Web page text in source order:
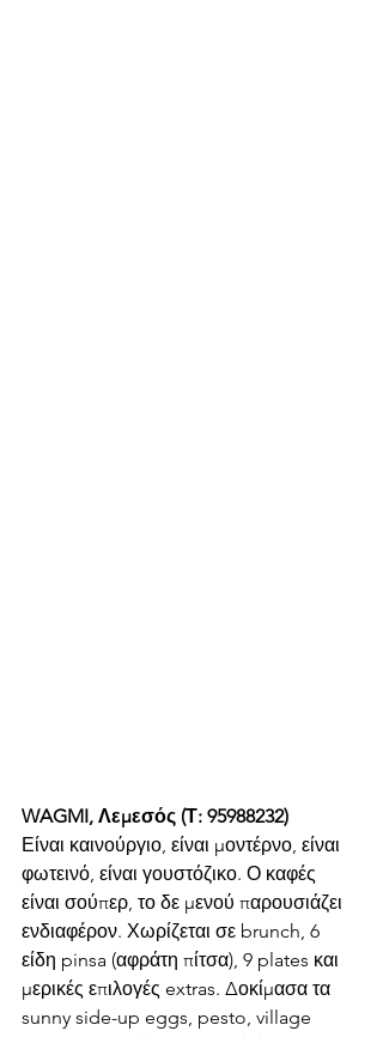
WAGMI, Λεμεσός (Τ: 95988232)
Είναι καινούργιο, είναι μοντέρνο, είναι
φωτεινό, είναι γουστόζικο. Ο καφές
είναι σούπερ, το δε μενού παρουσιάζει
ενδιαφέρον. Χωρίζεται σε brunch, 6
είδη pinsa (αφράτη πίτσα), 9 plates και
μερικές επιλογές extras. Δοκίμασα τα
sunny side-up eggs, pesto, village